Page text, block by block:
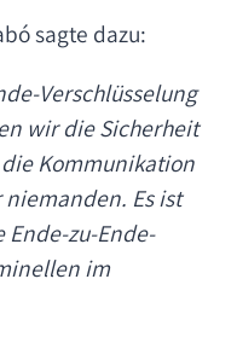
sagte dazu:
Verschlüsselung
wir die Sicherheit
Kommunikation
Es ist
zu-Ende-
im